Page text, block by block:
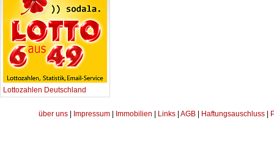
Lottozahlen Deutschland
über uns Impressum Immobilien Links AGB Haftungsauschluss